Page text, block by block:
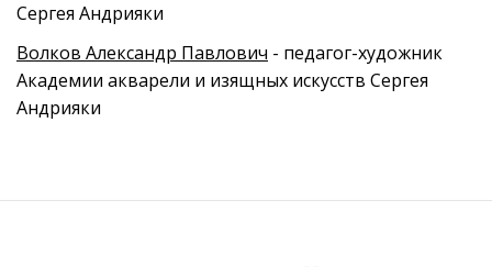
Сергея Андрияки
Волков Александр Павлович - педагог-художник
Академии акварели и изящных искусств Сергея
Андрияки